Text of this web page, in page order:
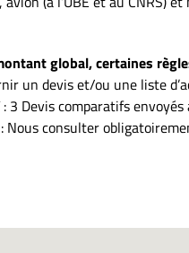
global, certaines
un devis et/ou une liste
3 Devis comparatifs
Nous consulter